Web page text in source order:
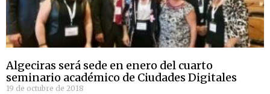
Algeciras será sede en enero del cuarto
seminario académico de Ciudades Digitales
19 de octubre de 2018